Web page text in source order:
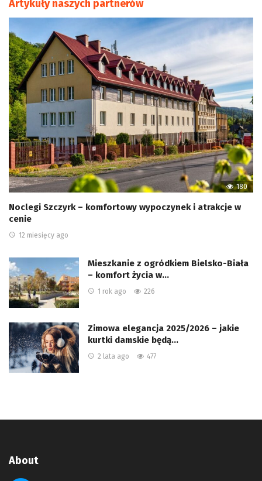
Artykuły naszych partnerów
180
Noclegi Szczyrk – komfortowy wypoczynek i atrakcje w
cenie
12 miesięcy ago
Mieszkanie z ogródkiem Bielsko-Biała
– komfort życia w…
1 rok ago 226
Zimowa elegancja 2025/2026 – jakie
kurtki damskie będą…
2 lata ago 477
About